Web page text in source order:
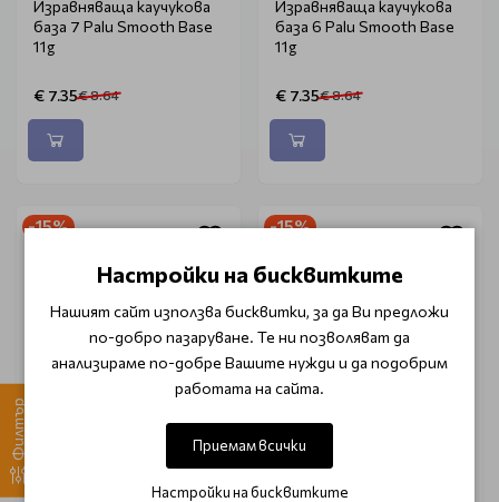
Филтър
Изравняваща каучукова
база 7 Palu Smooth Base
11g
€ 7.35€ 8.64
Изравняваща каучукова
база 6 Palu Smooth Base
11g
€ 7.35€ 8.64
-15%
Изравняваща каучукова
база 5 Palu Smooth Base
-15%
Изравняваща каучукова
база 4 Palu Smooth Base
Настройки на бисквитките
Нашият сайт използва бисквитки, за да Ви предложи
по-добро пазаруване. Те ни позволяват да
анализираме по-добре Вашите нужди и да подобрим
работата на сайта.
Приемам всички
Настройки на бисквитките